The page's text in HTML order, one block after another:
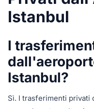
Istanbul
I
Istanbul?
Sì. I trasferimenti privati